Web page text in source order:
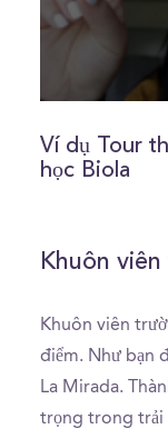
of
3
minutes,
Ví dụ Tour
học Biola
Khuôn
Khuôn viên
điểm. Như bạn
La Mirada.
trọng trong trải